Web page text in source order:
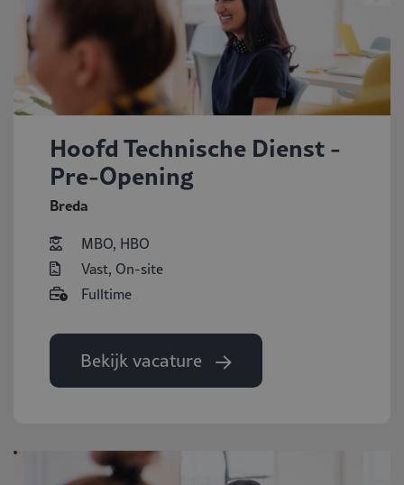
Hoofd Technische Dienst -
Pre-Opening
Breda
MBO, HBO
Vast, On-site
Fulltime
Bekijk vacature